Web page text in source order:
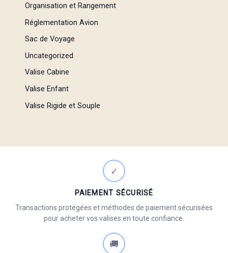
Organisation et Rangement
Réglementation Avion
Sac de Voyage
Uncategorized
Valise Cabine
Valise Enfant
Valise Rigide et Souple
✓
PAIEMENT SÉCURISÉ
Transactions protégées et méthodes de paiement sécurisées
pour acheter vos valises en toute confiance.
🚚